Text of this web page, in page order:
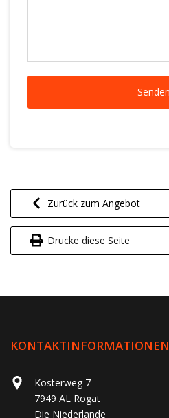
Zurück zum Angebot
Drucke diese Seite
KONTAKTINFORMATIONEN
Kosterweg 7
7949 AL Rogat
Die Niederlande